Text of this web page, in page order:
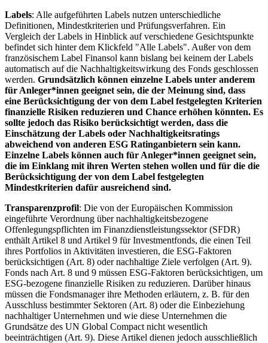
Labels: Alle aufgeführten Labels nutzen unterschiedliche
Definitionen, Mindestkriterien und Prüfungsverfahren. Ein
Vergleich der Labels in Hinblick auf verschiedene Gesichtspunkte
befindet sich hinter dem Klickfeld "Alle Labels". Außer von dem
französischem Label Finansol kann bislang bei keinem der Labels
automatisch auf die Nachhaltigkeitswirkung des Fonds geschlossen
werden. Grundsätzlich können einzelne Labels unter anderem
für Anleger*innen geeignet sein, die der Meinung sind, dass
eine Berücksichtigung der von dem Label festgelegten Kriterien
finanzielle Risiken reduzieren und Chance erhöhen könnten. Es
sollte jedoch das Risiko berücksichtigt werden, dass die
Einschätzung der Labels oder Nachhaltigkeitsratings
abweichend von anderen ESG Ratinganbietern sein kann.
Einzelne Labels können auch für Anleger*innen geeignet sein,
die im Einklang mit ihren Werten stehen wollen und für die die
Berücksichtigung der von dem Label festgelegten
Mindestkriterien dafür ausreichend sind.
Transparenzprofil: Die von der Europäischen Kommission
eingeführte Verordnung über nachhaltigkeitsbezogene
Offenlegungspflichten im Finanzdienstleistungssektor (SFDR)
enthält Artikel 8 und Artikel 9 für Investmentfonds, die einen Teil
ihres Portfolios in Aktivitäten investieren, die ESG-Faktoren
berücksichtigen (Art. 8) oder nachhaltige Ziele verfolgen (Art. 9).
Fonds nach Art. 8 und 9 müssen ESG-Faktoren berücksichtigen, um
ESG-bezogene finanzielle Risiken zu reduzieren. Darüber hinaus
müssen die Fondsmanager ihre Methoden erläutern, z. B. für den
Ausschluss bestimmter Sektoren (Art. 8) oder die Einbeziehung
nachhaltiger Unternehmen und wie diese Unternehmen die
Grundsätze des UN Global Compact nicht wesentlich
beeinträchtigen (Art. 9). Diese Artikel dienen jedoch ausschließlich